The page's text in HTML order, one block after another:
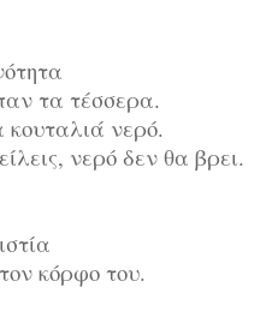
τα τέσσερα.
κουταλιά νερό.
νερό δεν θα βρει.
κόρφο του.